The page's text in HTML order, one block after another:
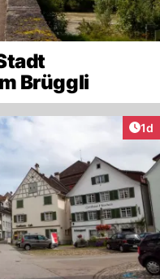
Brüggli
1d